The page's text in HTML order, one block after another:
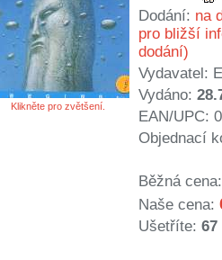
Klikněte pro zvětšení.
Dodání: na
pro bližší
dodání)
Vydavatel:
Vydáno:
EAN/UPC:
Objednací
Běžná cena:
Naše cena:
Ušetříte: 67